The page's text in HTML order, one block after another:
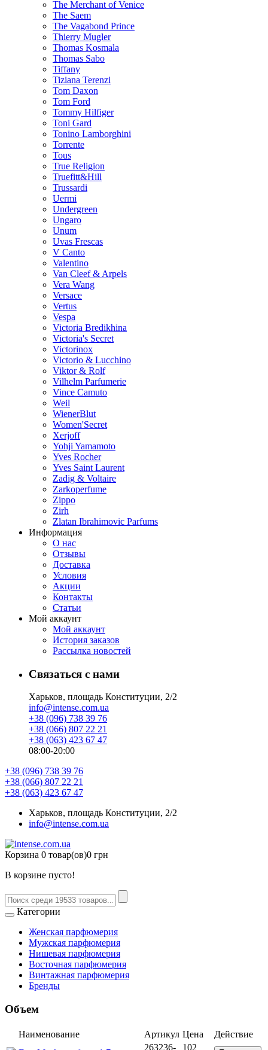
The Merchant of Venice
The Saem
The Vagabond Prince
Thierry Mugler
Thomas Kosmala
Thomas Sabo
Tiffany
Tiziana Terenzi
Tom Daxon
Tom Ford
Tommy Hilfiger
Toni Gard
Tonino Lamborghini
Torrente
Tous
True Religion
Truefitt&Hill
Trussardi
Uermi
Undergreen
Ungaro
Unum
Uvas Frescas
V Canto
Valentino
Van Cleef & Arpels
Vera Wang
Versace
Vertus
Vespa
Victoria Bredikhina
Victoria's Secret
Victorinox
Victorio & Lucchino
Viktor & Rolf
Vilhelm Parfumerie
Vince Camuto
Weil
WienerBlut
Women'Secret
Xerjoff
Yohji Yamamoto
Yves Rocher
Yves Saint Laurent
Zadig & Voltaire
Zarkoperfume
Zippo
Zirh
Zlatan Ibrahimovic Parfums
Информация
О нас
Отзывы
Доставка
Условия
Aкции
Контакты
Статьи
Мой аккаунт
Мой аккаунт
История заказов
Рассылка новостей
Связаться с нами
Харьков, площадь Конституции, 2/2
info@intense.com.ua
+38 (096) 738 39 76
+38 (066) 807 22 21
+38 (063) 423 67 47
08:00-20:00
+38 (096) 738 39 76
+38 (066) 807 22 21
+38 (063) 423 67 47
Харьков, площадь Конституции, 2/2
info@intense.com.ua
Корзина 0 товар(ов)0 грн
В корзине пусто!
Категории
Женская парфюмерия
Мужская парфюмерия
Нишевая парфюмерия
Восточная парфюмерия
Винтажная парфюмерия
Бренды
Объем
Наименование Артикул Цена
Действие
263236-
102